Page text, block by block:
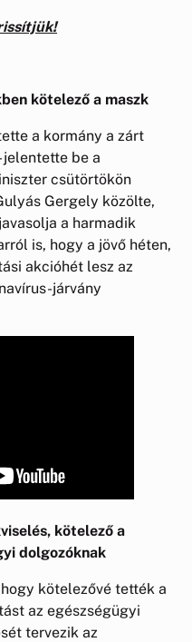
!
kötelező a maszk
a kormány a zárt
jelentette be a
csütörtökön
Gergely közölte,
a harmadik
is, hogy a jövő héten,
akcióhét lesz az
járvány
kötelező a
dolgozóknak
kötelezővé tették a
az egészségügyi
tervezik az